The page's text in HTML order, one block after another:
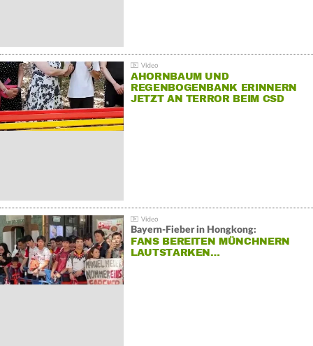
AHORNBAUM UND
REGENBOGENBANK ERINNERN
JETZT AN TERROR BEIM CSD
Bayern-Fieber in Hongkong:
FANS BEREITEN MÜNCHNERN
LAUTSTARKEN…